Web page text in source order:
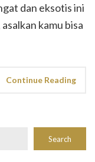
dan eksotis ini
kamu bisa
Continue Reading
Search